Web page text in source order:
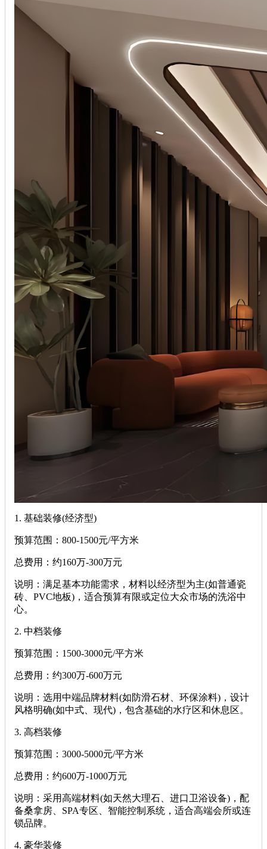
1. ‌基础装修(经济型)‌
‌预算范围‌：800-1500元/平方米
‌总费用‌：约160万-300万元
‌说明‌：满足基本功能需求，材料以经济型为主(如普通瓷
砖、PVC地板)，适合预算有限或定位大众市场的洗浴中
心。
2. ‌中档装修‌
‌预算范围‌：1500-3000元/平方米
‌总费用‌：约300万-600万元
‌说明‌：选用中端品牌材料(如防滑石材、环保涂料)，设计
风格明确(如中式、现代)，包含基础的水疗区和休息区。
3. ‌高档装修‌
‌预算范围‌：3000-5000元/平方米
‌总费用‌：约600万-1000万元
‌说明‌：采用高端材料(如天然大理石、进口卫浴设备)，配
备桑拿房、SPA专区、智能控制系统，适合高端会所或连
锁品牌。
4. ‌豪华装修‌